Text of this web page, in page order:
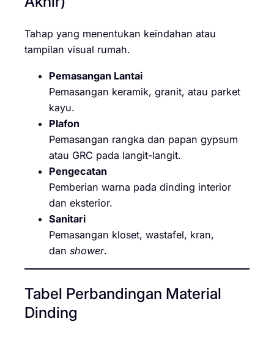
Tahap yang menentukan keindahan atau
tampilan visual rumah.
Pemasangan Lantai
Pemasangan keramik, granit, atau parket
kayu.
Plafon
Pemasangan rangka dan papan gypsum
atau GRC pada langit-langit.
Pengecatan
Pemberian warna pada dinding interior
dan eksterior.
Sanitari
Pemasangan kloset, wastafel, kran,
dan shower.
Tabel Perbandingan Material
Dinding